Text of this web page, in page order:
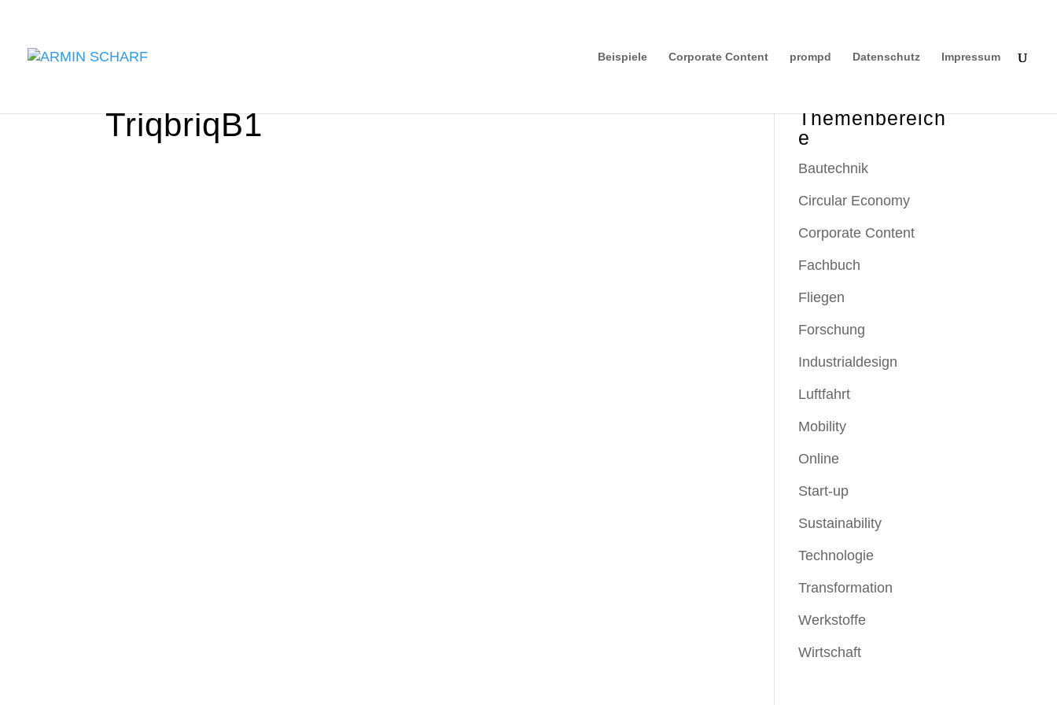
Beispiele Corporate Content prompd Datenschutz Impressum
TriqbriqB1
Themenbereich
e
Bautechnik
Circular Economy
Corporate Content
Fachbuch
Fliegen
Forschung
Industrialdesign
Luftfahrt
Mobility
Online
Start-up
Sustainability
Technologie
Transformation
Werkstoffe
Wirtschaft